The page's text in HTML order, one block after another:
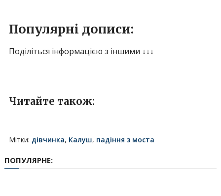
Популярні дописи:
Поділіться інформацією з іншими ↓↓↓
Читайте також:
Мітки: дівчинка, Калуш, падіння з моста
ПОПУЛЯРНЕ: